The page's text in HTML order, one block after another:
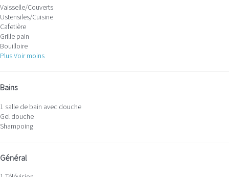
Vaisselle/Couverts
Ustensiles/Cuisine
Cafetière
Grille pain
Bouilloire
PlusVoir moins
Bains
1 salle de bain avec douche
Gel douche
Shampoing
Général